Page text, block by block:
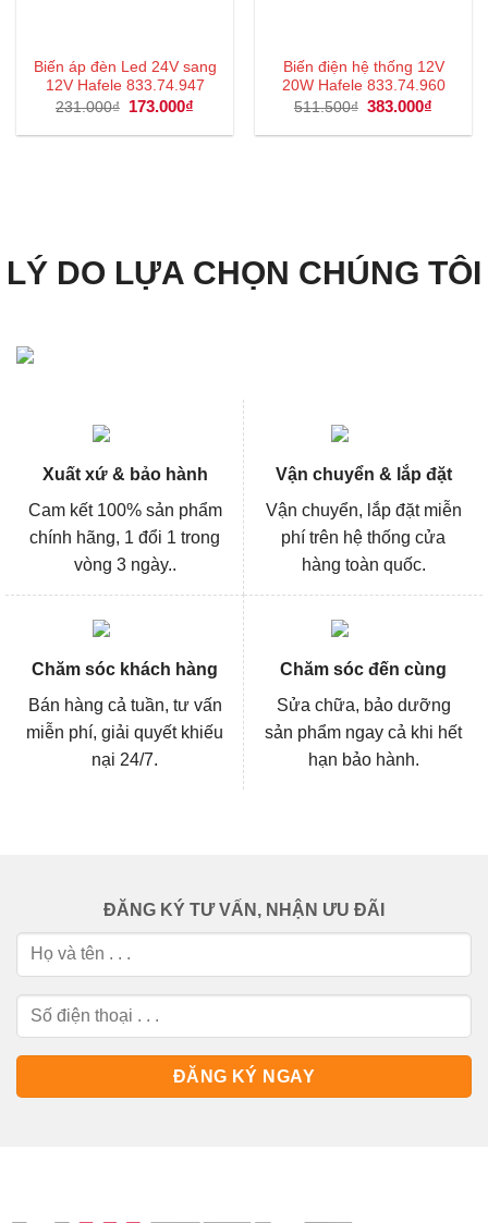
Biến áp đèn Led 24V sang
12V Hafele 833.74.947
231.000₫
Giá
là:
173.000₫
tại
Biến điện hệ thống 12V
20W Hafele 833.74.960
511.500₫ Giá
là:
383.000₫
tại
LÝ DO LỰA CHỌN CHÚNG TÔI
Xuất xứ & bảo hành
Cam kết 100% sản phẩm
chính hãng, 1 đổi 1 trong
vòng 3 ngày..
Vận chuyển & lắp đặt
Vận chuyển, lắp đặt miễn
phí trên hệ thống cửa
hàng toàn quốc.
Chăm sóc khách hàng
Bán hàng cả tuần, tư vấn
miễn phí, giải quyết khiếu
nại 24/7.
Chăm sóc đến cùng
Sửa chữa, bảo dưỡng
sản phẩm ngay cả khi hết
hạn bảo hành.
ĐĂNG KÝ TƯ VẤN, NHẬN ƯU ĐÃI